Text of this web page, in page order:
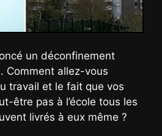
un déconfinement
Comment allez-vous
travail et le fait que vos
être pas à l’école tous les
livrés à eux même ?